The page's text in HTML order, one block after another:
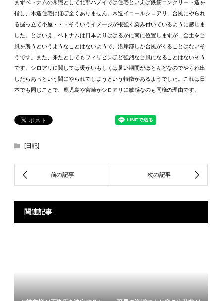
まずベトナムの常識として北部ハノイでは住宅といえば鉄筋コンクリート造を
指し、木造住宅はほぼ全くありません。木造イコールシロアリ、台風にやられ
る掘っ立て小屋・・・そういうイメージが根強く染み付いているように感じま
した。とはいえ、ベトナムは日本よりははるかに南に位置しますが、全土を台
風を襲うというようなことはないようで、沿岸部しか台風がくることはないそ
うです。また、来たとしてもフィリピンほど強烈な台風になることはないそう
です。シロアリに関しては暖かいもしくは暑い期間がほとんどなのでやられ出
したらあっという間にやられてしまうという特徴があるようでした。これは日
本でも同じことで、鹿児島や宮崎がシロアリに敏感なのも同様の理由です。
[日記]
関連記事